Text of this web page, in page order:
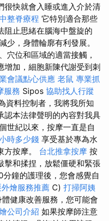
很快就會入睡或進入介於清
整脊療程 它特別適合那些
阻止思緒在腦海中盤旋的
少，身體輪廓有利發展。
穴位和區域的適當接觸，
增加，細胞新陳代謝受到刺
會議點心供應 老鼠 專業抓
服務 Sipos 協助找人行蹤
資料控制者，我將我所知
認本法律聲明的內容對我具
世紀以來，按摩一直是自
時多少錢 享受基於專為水
方按摩。 台北推拿按摩 按
擊和揉捏，放鬆僵硬和緊張
分鐘的護理後，您會感覺自
燴服務推薦 C) 打掃阿姨
健康改善服務，您可能會
公司介紹 如果按摩師注意